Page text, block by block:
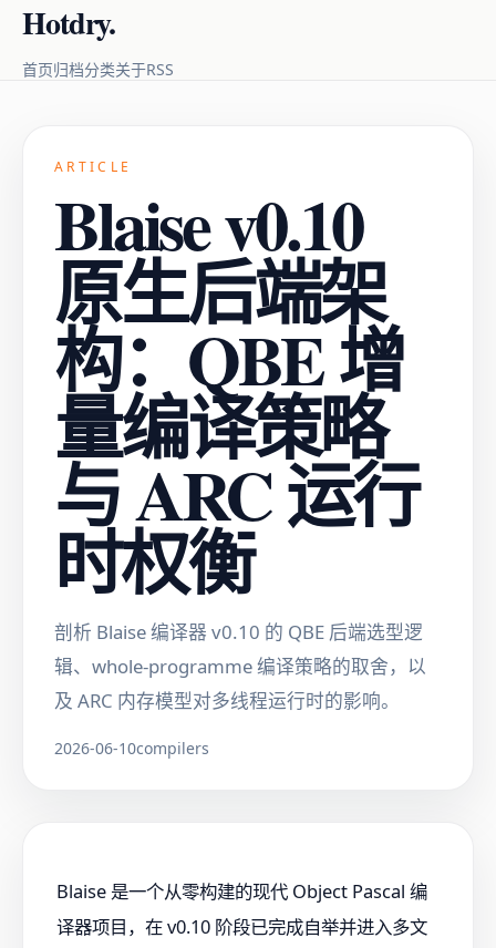
Hotdry.
首页归档分类关于RSS
ARTICLE
Blaise v0.10
原生后端架
构：QBE 增
量编译策略
与 ARC 运行
时权衡
剖析 Blaise 编译器 v0.10 的 QBE 后端选型逻
辑、whole-programme 编译策略的取舍，以
及 ARC 内存模型对多线程运行时的影响。
2026-06-10compilers
Blaise 是一个从零构建的现代 Object Pascal 编
译器项目，在 v0.10 阶段已完成自举并进入多文